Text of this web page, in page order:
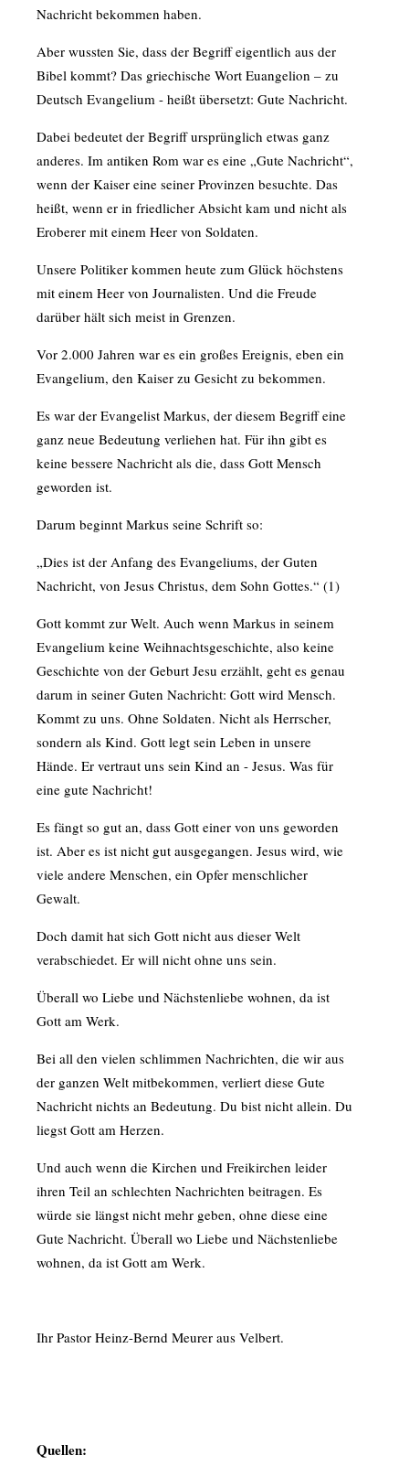
Nachricht bekommen haben.
Aber wussten Sie, dass der Begriff eigentlich aus der
Bibel kommt? Das griechische Wort Euangelion – zu
Deutsch Evangelium - heißt übersetzt: Gute Nachricht.
Dabei bedeutet der Begriff ursprünglich etwas ganz
anderes. Im antiken Rom war es eine „Gute Nachricht“,
wenn der Kaiser eine seiner Provinzen besuchte. Das
heißt, wenn er in friedlicher Absicht kam und nicht als
Eroberer mit einem Heer von Soldaten.
Unsere Politiker kommen heute zum Glück höchstens
mit einem Heer von Journalisten. Und die Freude
darüber hält sich meist in Grenzen.
Vor 2.000 Jahren war es ein großes Ereignis, eben ein
Evangelium, den Kaiser zu Gesicht zu bekommen.
Es war der Evangelist Markus, der diesem Begriff eine
ganz neue Bedeutung verliehen hat. Für ihn gibt es
keine bessere Nachricht als die, dass Gott Mensch
geworden ist.
Darum beginnt Markus seine Schrift so:
„Dies ist der Anfang des Evangeliums, der Guten
Nachricht, von Jesus Christus, dem Sohn Gottes.“ (1)
Gott kommt zur Welt. Auch wenn Markus in seinem
Evangelium keine Weihnachtsgeschichte, also keine
Geschichte von der Geburt Jesu erzählt, geht es genau
darum in seiner Guten Nachricht: Gott wird Mensch.
Kommt zu uns. Ohne Soldaten. Nicht als Herrscher,
sondern als Kind. Gott legt sein Leben in unsere
Hände. Er vertraut uns sein Kind an - Jesus. Was für
eine gute Nachricht!
Es fängt so gut an, dass Gott einer von uns geworden
ist. Aber es ist nicht gut ausgegangen. Jesus wird, wie
viele andere Menschen, ein Opfer menschlicher
Gewalt.
Doch damit hat sich Gott nicht aus dieser Welt
verabschiedet. Er will nicht ohne uns sein.
Überall wo Liebe und Nächstenliebe wohnen, da ist
Gott am Werk.
Bei all den vielen schlimmen Nachrichten, die wir aus
der ganzen Welt mitbekommen, verliert diese Gute
Nachricht nichts an Bedeutung. Du bist nicht allein. Du
liegst Gott am Herzen.
Und auch wenn die Kirchen und Freikirchen leider
ihren Teil an schlechten Nachrichten beitragen. Es
würde sie längst nicht mehr geben, ohne diese eine
Gute Nachricht. Überall wo Liebe und Nächstenliebe
wohnen, da ist Gott am Werk.
Ihr Pastor Heinz-Bernd Meurer aus Velbert.
Quellen: